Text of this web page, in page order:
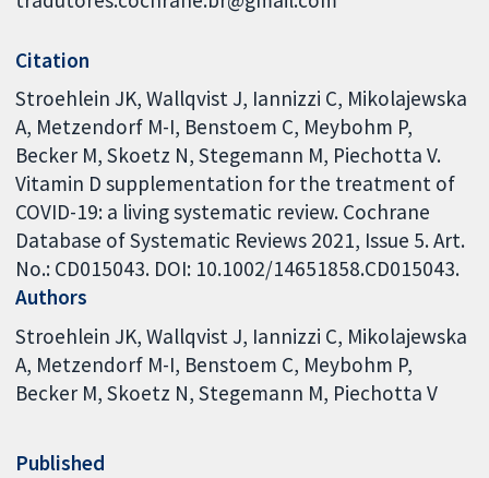
Citation
Stroehlein JK, Wallqvist J, Iannizzi C, Mikolajewska
A, Metzendorf M-I, Benstoem C, Meybohm P,
Becker M, Skoetz N, Stegemann M, Piechotta V.
Vitamin D supplementation for the treatment of
COVID-19: a living systematic review. Cochrane
Database of Systematic Reviews 2021, Issue 5. Art.
No.: CD015043. DOI: 10.1002/14651858.CD015043.
Authors
Stroehlein JK Wallqvist J Iannizzi C Mikolajewska
A Metzendorf M-I Benstoem C Meybohm P
Becker M Skoetz N Stegemann M Piechotta V
Published